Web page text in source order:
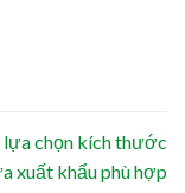
lựa chọn kích thước
xuất khẩu phù hợp